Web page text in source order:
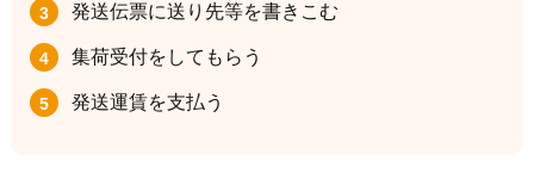
発送伝票に送り先等を書きこむ
集荷受付をしてもらう
発送運賃を支払う